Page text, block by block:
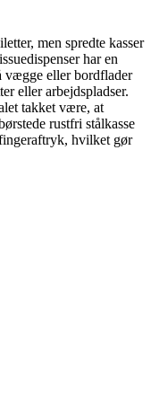
men spredte kasser
har en
vægge eller bordflader
eller arbejdspladser.
takket være, at
rustfri stålkasse
hvilket gør